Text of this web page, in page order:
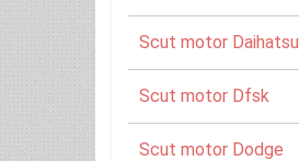
Scut motor Daihatsu
Scut motor Dfsk
Scut motor Dodge